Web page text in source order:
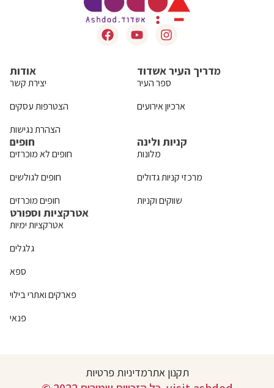
אודות
יצירת קשר
הצטרפות עסקים
הצהרת נגישות
מדריך העיר אשדוד
ספר העיר
ארכיון אירועים
חופים
חופים לא מוכרזים
חופים לגולשים
חופים מוכרזים
קניות ולינה
מלונות
מרכזי קניות גדולים
שווקים וקניות
אטרקציות וספורט
אטרקציות ימיות
גלגלים
ספא
פארקים ואתרי בילוי
פנאי
מדיניות פרטיותתקנון אתר